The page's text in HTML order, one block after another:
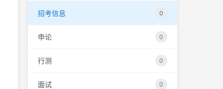
招考信息 0
申论 0
行测 0
面试 0